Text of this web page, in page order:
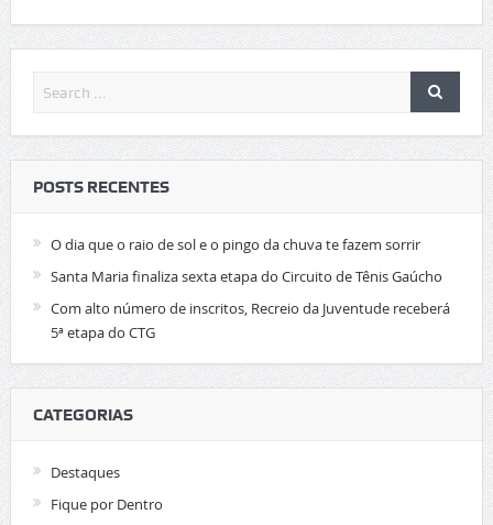
POSTS RECENTES
O dia que o raio de sol e o pingo da chuva te fazem sorrir
Santa Maria finaliza sexta etapa do Circuito de Tênis Gaúcho
Com alto número de inscritos, Recreio da Juventude receberá
5ª etapa do CTG
CATEGORIAS
Destaques
Fique por Dentro